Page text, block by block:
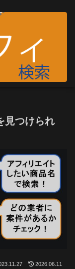
見つけられ
2026.06.11